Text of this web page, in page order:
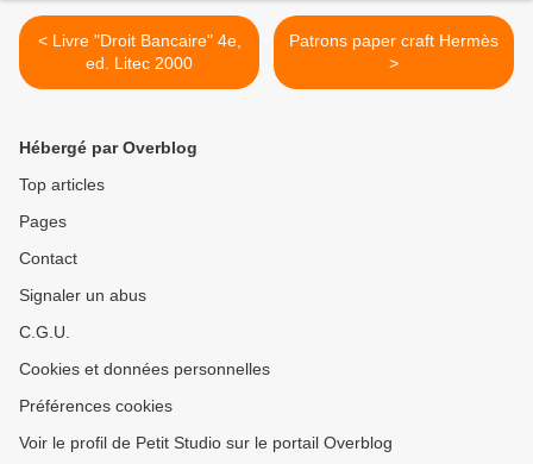
< Livre "Droit Bancaire" 4e,
ed. Litec 2000
Patrons paper craft Hermès
>
Hébergé par Overblog
Top articles
Pages
Contact
Signaler un abus
C.G.U.
Cookies et données personnelles
Préférences cookies
Voir le profil de Petit Studio sur le portail Overblog